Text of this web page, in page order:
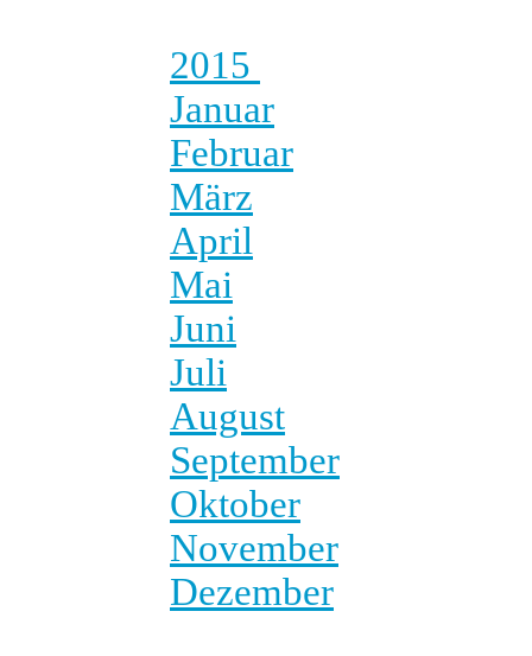
2015
Januar
Februar
März
April
Mai
Juni
Juli
August
September
Oktober
November
Dezember